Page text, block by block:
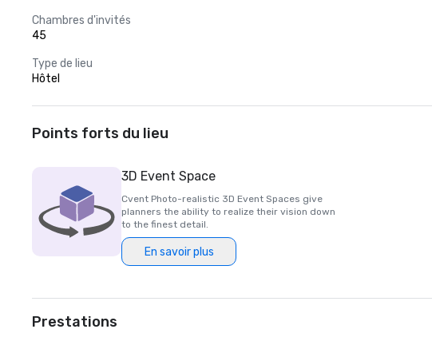
Chambres d'invités
45
Type de lieu
Hôtel
Points forts du lieu
3D Event Space
Cvent Photo-realistic 3D Event Spaces give
planners the ability to realize their vision down
to the finest detail.
En savoir plus
Prestations